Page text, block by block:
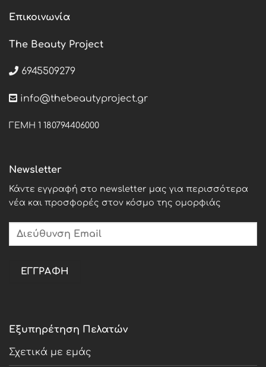
Επικοινωνία
The Beauty Project
6945509279
info@thebeautyproject.gr
ΓΕΜΗ 1 180794406000
Εξυπηρέτηση Πελατών
Σχετικά με εμάς
Newsletter
Κάντε εγγραφή στο newsletter μας για περισσότερα
νέα και προσφορές στον κόσμο της ομορφιάς